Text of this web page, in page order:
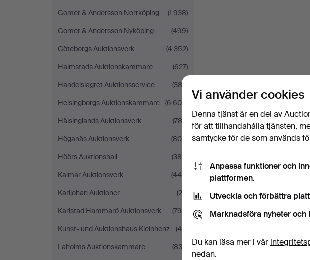
Gomér & Andersson Norrköping
(1 938)
Gomér & Andersson Nyköping
(499)
Göteborgs Auktionsverk
(4 352)
Halmstads Auktionskammare
(627)
Handelslagret Auktionsservice
(383)
Helsingborgs Auktionskammare
(6 605)
Hälsinglands Auktionsverk
(782)
Höganäs Auktionsverk
(805)
Höörs Auktionshall
(385)
Kalmar Auktionsverk
(445)
Karljohan Auktioner
(23)
Karlstad Hammarö Auktionsverk
(799)
Kunst- und Auktionshaus Kleinhenz
(46)
Laholms Auktionskammare
(832)
Vi använder cookies
Denna tjänst är en del av
för att tillhandahålla tjänsten,
samtycke för de som används
Anpassa funktioner och
plattformen.
Utveckla och förbättra
Marknadsföra nyheter
Du kan läsa mer i vår
nedan.